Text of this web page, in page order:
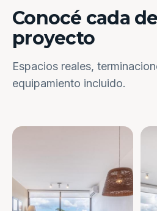
Conocé cada
proyecto
Espacios reales,
equipamiento incluido.